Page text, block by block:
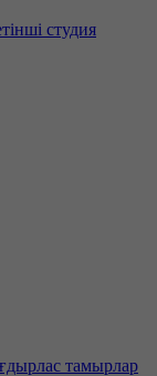
студия
тамырлар